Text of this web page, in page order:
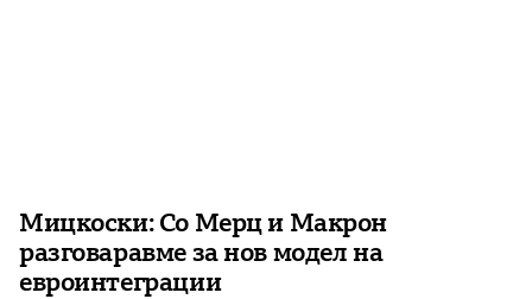
Мицкоски: Со Мерц и Макрон
разговаравме за нов модел на
евроинтеграции